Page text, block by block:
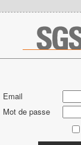
Email
Mot de passe